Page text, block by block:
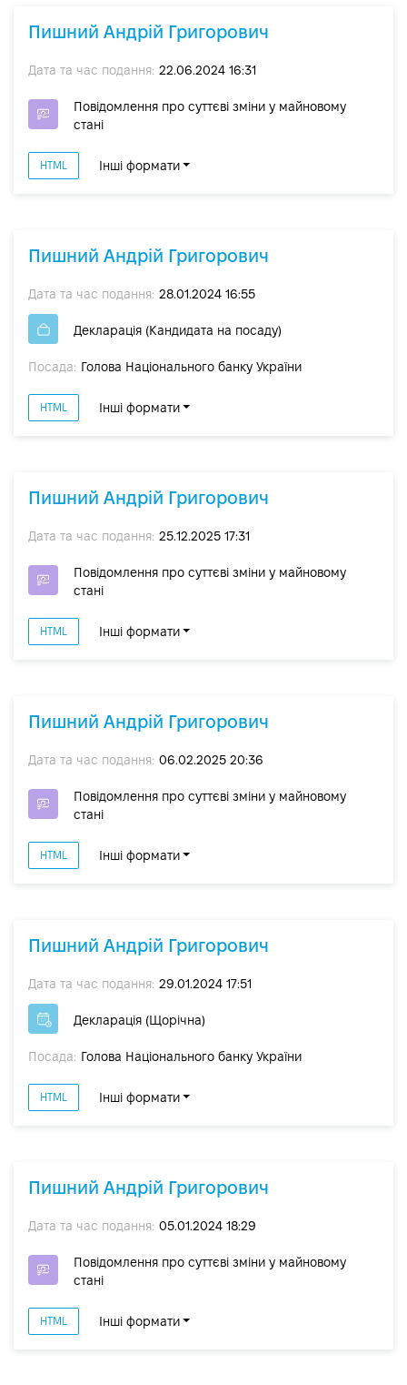
Пишний Андрій Григорович
Дата та час подання: 22.06.2024 16:31
Повідомлення про суттєві зміни y майновому
стані
HTML Інші формати
Пишний Андрій Григорович
Дата та час подання: 28.01.2024 16:55
Декларація (Кандидата на посаду)
Посада: Голова Національного банку України
HTML Інші формати
Пишний Андрій Григорович
Дата та час подання: 25.12.2025 17:31
Повідомлення про суттєві зміни y майновому
стані
HTML Інші формати
Пишний Андрій Григорович
Дата та час подання: 06.02.2025 20:36
Повідомлення про суттєві зміни y майновому
стані
HTML Інші формати
Пишний Андрій Григорович
Дата та час подання: 29.01.2024 17:51
Декларація (Щорічна)
Посада: Голова Національного банку України
HTML Інші формати
Пишний Андрій Григорович
Дата та час подання: 05.01.2024 18:29
Повідомлення про суттєві зміни y майновому
стані
HTML Інші формати